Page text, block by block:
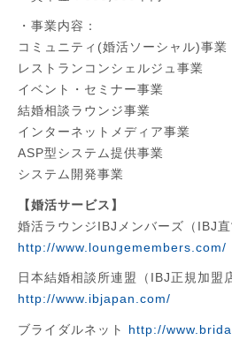
・事業内容：
コミュニティ(婚活ソーシャル)事業
レストランコンシェルジュ事業
イベント・セミナー事業
結婚相談ラウンジ事業
インターネットメディア事業
ASP型システム提供事業
システム開発事業
【婚活サービス】
婚活ラウンジIBJメンバーズ（IBJ直
http://www.loungemembers.com/
日本結婚相談所連盟（IBJ正規加盟
http://www.ibjapan.com/
ブライダルネット http://